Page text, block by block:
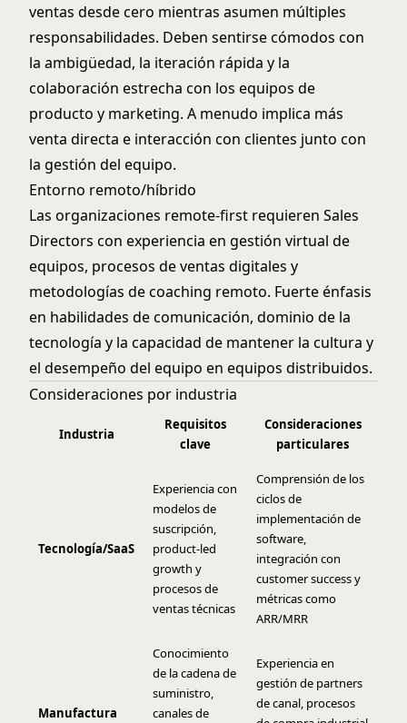
ventas desde cero mientras asumen múltiples
responsabilidades. Deben sentirse cómodos con
la ambigüedad, la iteración rápida y la
colaboración estrecha con los equipos de
producto y marketing. A menudo implica más
venta directa e interacción con clientes junto con
la gestión del equipo.
Entorno remoto/híbrido
Las organizaciones remote-first requieren Sales
Directors con experiencia en gestión virtual de
equipos, procesos de ventas digitales y
metodologías de coaching remoto. Fuerte énfasis
en habilidades de comunicación, dominio de la
tecnología y la capacidad de mantener la cultura y
el desempeño del equipo en equipos distribuidos.
Consideraciones por industria
Industria
Requisitos
clave
Consideraciones
particulares
Tecnología/SaaS
Experiencia con
modelos de
suscripción,
product-led
growth y
procesos de
ventas técnicas
Comprensión de los
ciclos de
implementación de
software,
integración con
customer success y
métricas como
ARR/MRR
Manufactura
Conocimiento
de la cadena de
suministro,
canales de
Experiencia en
gestión de partners
de canal, procesos